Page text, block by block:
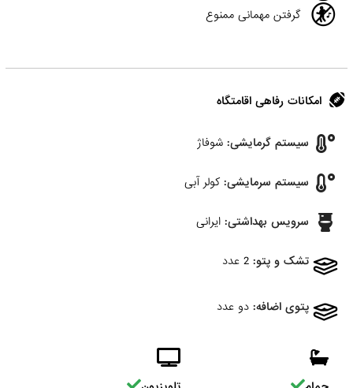
گرفتن مهمانی ممنوع
امکانات رفاهی اقامتگاه
سیستم گرمایشی: شوفاژ
سیستم سرمایشی: کولر آبی
سرویس بهداشتی: ایرانی
تشک و پتو: 2 عدد
پتوی اضافه: دو عدد